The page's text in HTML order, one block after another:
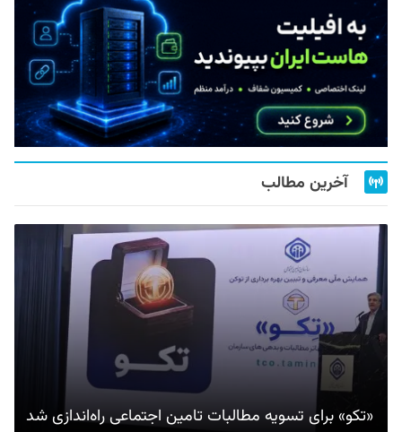
آخرین مطالب
«تکو» برای تسویه مطالبات تامین اجتماعی راه‌اندازی شد